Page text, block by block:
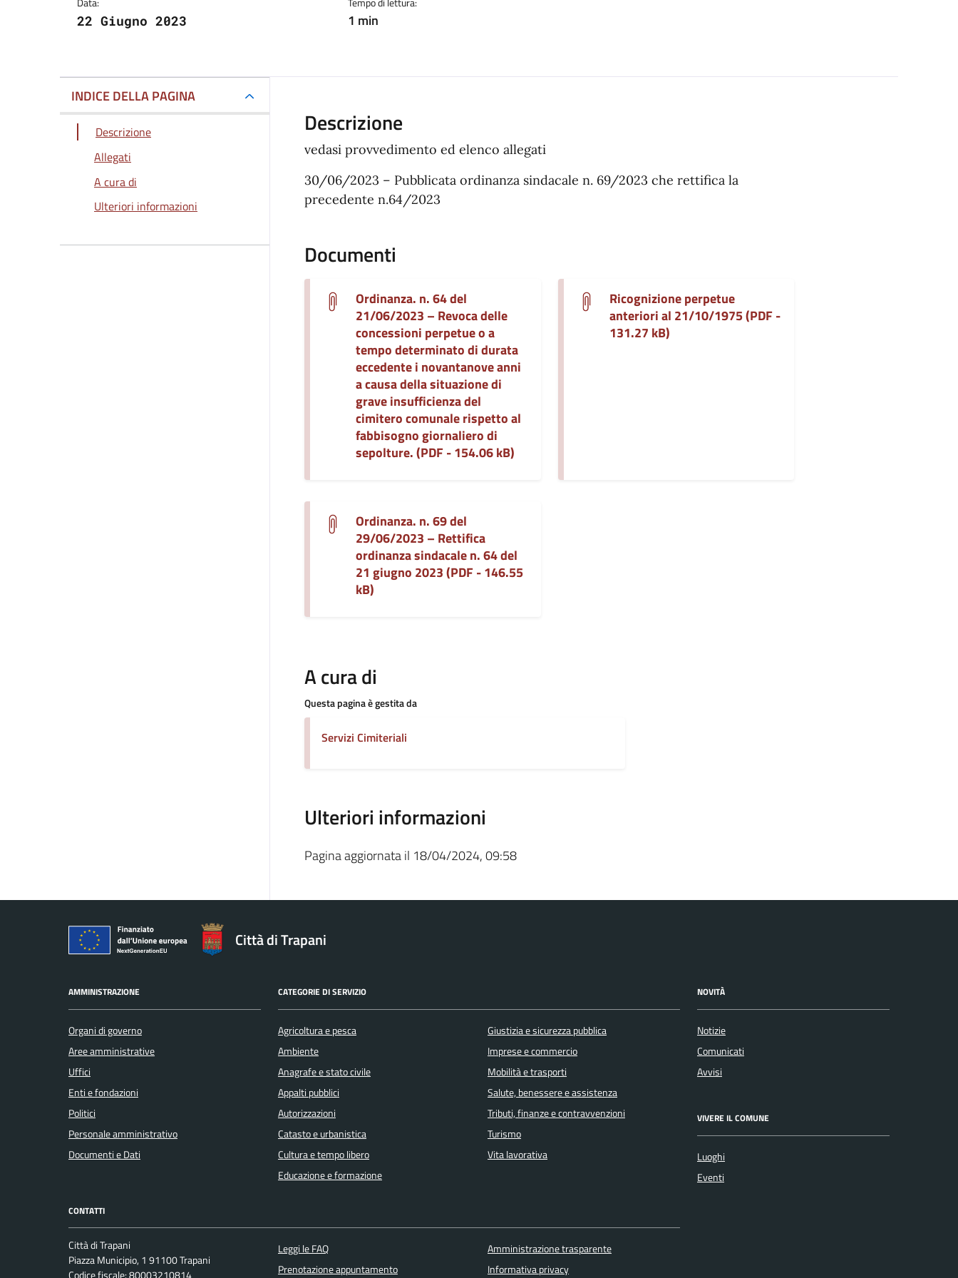
22 Giugno 2023 1 min
INDICE DELLA PAGINA
Descrizione
Allegati
A cura di
Ulteriori informazioni
Descrizione
vedasi provvedimento ed elenco allegati
30/06/2023 – Pubblicata ordinanza sindacale n. 69/2023 che rettifica la
precedente n.64/2023
Documenti
Ordinanza. n. 64 del
21/06/2023 – Revoca delle
concessioni perpetue o a
tempo determinato di durata
eccedente i novantanove anni
a causa della situazione di
grave insufficienza del
cimitero comunale rispetto al
fabbisogno giornaliero di
sepolture. (PDF - 154.06 kB)
Ricognizione perpetue
anteriori al 21/10/1975 (PDF -
131.27 kB)
Ordinanza. n. 69 del
29/06/2023 – Rettifica
ordinanza sindacale n. 64 del
21 giugno 2023 (PDF - 146.55
kB)
A cura di
Questa pagina è gestita da
Servizi Cimiteriali
Ulteriori informazioni
Pagina aggiornata il 18/04/2024, 09:58
Città di Trapani
AMMINISTRAZIONE
Organi di governo
Aree amministrative
Uffici
Enti e fondazioni
Politici
Personale amministrativo
Documenti e Dati
CATEGORIE DI SERVIZIO
Agricoltura e pesca
Ambiente
Anagrafe e stato civile
Appalti pubblici
Autorizzazioni
Catasto e urbanistica
Cultura e tempo libero
Educazione e formazione
Giustizia e sicurezza pubblica
Imprese e commercio
Mobilità e trasporti
Salute, benessere e assistenza
Tributi, finanze e contravvenzioni
Turismo
Vita lavorativa
NOVITÀ
Notizie
Comunicati
Avvisi
VIVERE IL COMUNE
Luoghi
Eventi
CONTATTI
Città di Trapani
Piazza Municipio, 1 91100 Trapani
Leggi le FAQ
Prenotazione appuntamento
Amministrazione trasparente
Informativa privacy